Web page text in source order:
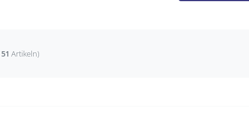
51 Artikeln)